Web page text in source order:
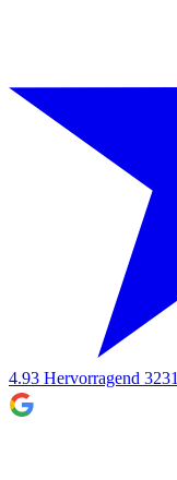
4.93 Hervorragend 3231